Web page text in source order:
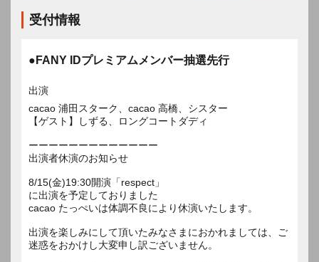
受付情報
●FANY IDプレミアムメンバー抽選先行
出演
cacao 浦田スターク、cacao 高橋、シスター
【ゲスト】しずる、ロングコートダディ
ーーーーーーーーーーーーー
出演者休演のお知らせ
8/15(金)19:30開演「respect」
に出演を予定しておりました
cacao たっぺいは体調不良により休演いたします。
出演を楽しみにして頂いたみなさまにおかれましては、ご
迷惑をおかけし大変申し訳ございません。